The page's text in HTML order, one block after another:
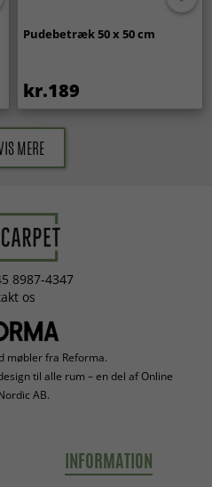
Pudebetræk 50 x 50 cm
kr.189
MERE
8987-4347
os
møbler fra Reforma.
til alle rum – en del af Online
AB.
INFORMATION